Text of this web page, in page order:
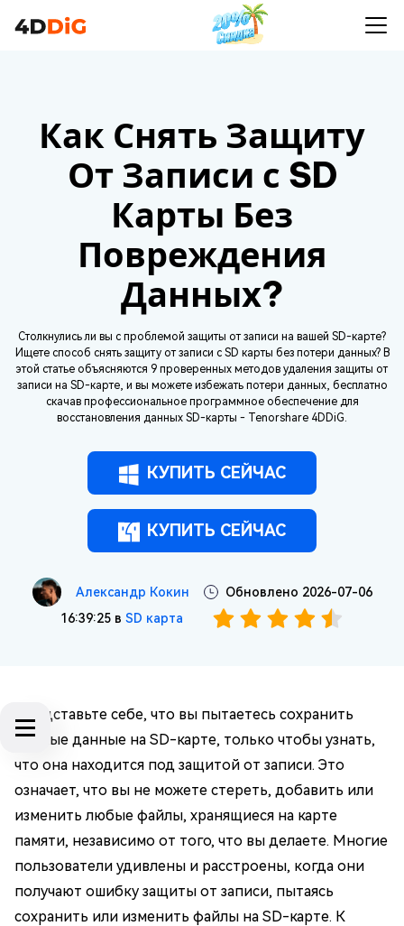
Как Снять Защиту
От Записи с SD
Карты Без
Повреждения
Данных?
Столкнулись ли вы с проблемой защиты от записи на вашей SD-карте?
Ищете способ снять защиту от записи с SD карты без потери данных? В
этой статье объясняются 9 проверенных методов удаления защиты от
записи на SD-карте, и вы можете избежать потери данных, бесплатно
скачав профессиональное программное обеспечение для
восстановления данных SD-карты - Tenorshare 4DDiG.
КУПИТЬ СЕЙЧАС
КУПИТЬ СЕЙЧАС
Александр Кокин
Обновлено 2026-07-06
16:39:25 в SD карта
Представьте себе, что вы пытаетесь сохранить
важные данные на SD-карте, только чтобы узнать,
что она находится под защитой от записи. Это
означает, что вы не можете стереть, добавить или
изменить любые файлы, хранящиеся на карте
памяти, независимо от того, что вы делаете. Многие
пользователи удивлены и расстроены, когда они
получают ошибку защиты от записи, пытаясь
сохранить или изменить файлы на SD-карте. К